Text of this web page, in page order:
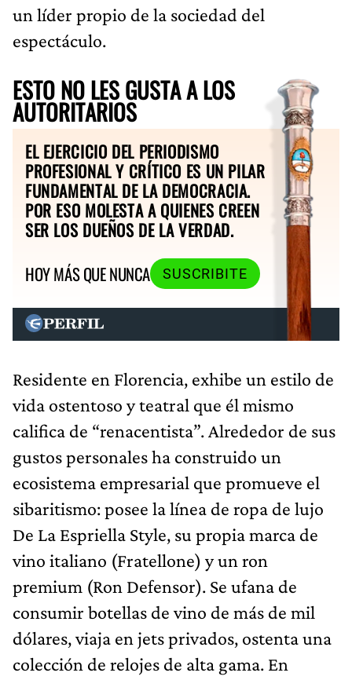
un líder propio de la sociedad del
espectáculo.
ESTO NO LES GUSTA A LOS
AUTORITARIOS
EL EJERCICIO DEL PERIODISMO
PROFESIONAL Y CRÍTICO ES UN PILAR
FUNDAMENTAL DE LA DEMOCRACIA.
POR ESO MOLESTA A QUIENES CREEN
SER LOS DUEÑOS DE LA VERDAD.
HOY MÁS QUE NUNCA
SUSCRIBITE
Residente en Florencia, exhibe un estilo de
vida ostentoso y teatral que él mismo
califica de “renacentista”. Alrededor de sus
gustos personales ha construido un
ecosistema empresarial que promueve el
sibaritismo: posee la línea de ropa de lujo
De La Espriella Style, su propia marca de
vino italiano (Fratellone) y un ron
premium (Ron Defensor). Se ufana de
consumir botellas de vino de más de mil
dólares, viaja en jets privados, ostenta una
colección de relojes de alta gama. En